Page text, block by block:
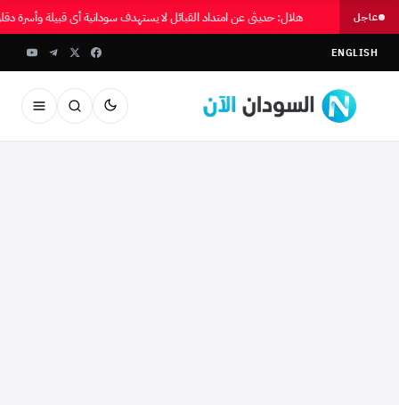
عاجل هلال: حديثي عن امتداد القبائل لا يستهدف سودانية أي قبيلة وأسرة
ENGLISH